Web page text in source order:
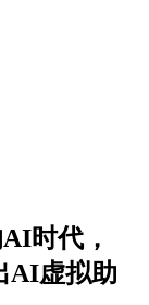
时代，
AI虚拟助